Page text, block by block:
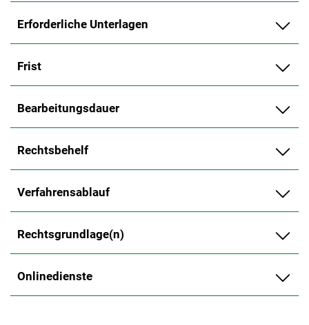
Erforderliche Unterlagen
Frist
Bearbeitungsdauer
Rechtsbehelf
Verfahrensablauf
Rechtsgrundlage(n)
Onlinedienste